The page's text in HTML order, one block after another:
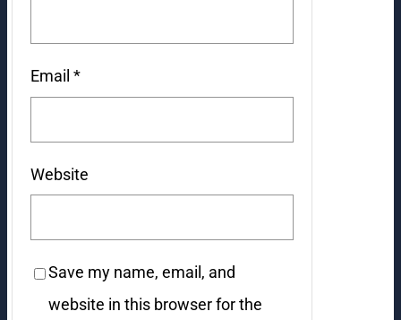
Email *
Website
Save my name, email, and
website in this browser for the